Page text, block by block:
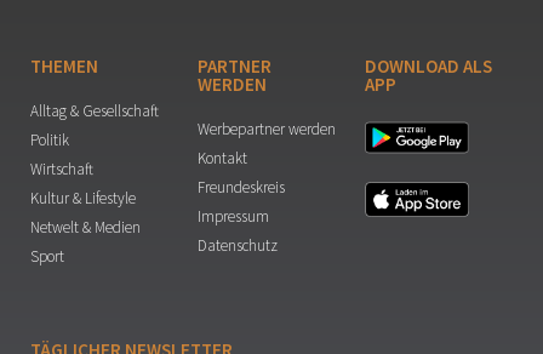
THEMEN
Alltag & Gesellschaft
Politik
Wirtschaft
Kultur & Lifestyle
Netwelt & Medien
Sport
PARTNER
WERDEN
Werbepartner werden
Kontakt
Freundeskreis
Impressum
Datenschutz
DOWNLOAD ALS
APP